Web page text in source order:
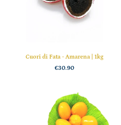
Cuori di Fata - Amarena | 1kg
€30.90